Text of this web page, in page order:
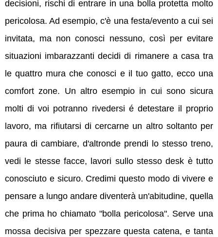
decisioni, rischi di entrare in una bolla protetta molto
pericolosa. Ad esempio, c'è una festa/evento a cui sei
invitata, ma non conosci nessuno, così per evitare
situazioni imbarazzantidecidi di rimanere a casa tra
le quattro mura che conosci e il tuo gatto, ecco una
comfort zone. Un altro esempio in cui sono sicura
molti di voi potranno rivedersi é detestare il proprio
lavoro, ma rifiutarsi di cercarne un altro soltanto per
paura di cambiare, d'altronde prendi lo stesso treno,
vedi le stesse facce, lavori sullo stesso desk è tutto
conosciuto e sicuro. Credimi questo modo di vivere e
pensare a lungo andare diventerà un'abitudine, quella
che prima ho chiamato "bolla pericolosa". Serve una
mossa decisiva per spezzare questa catena, e tanta